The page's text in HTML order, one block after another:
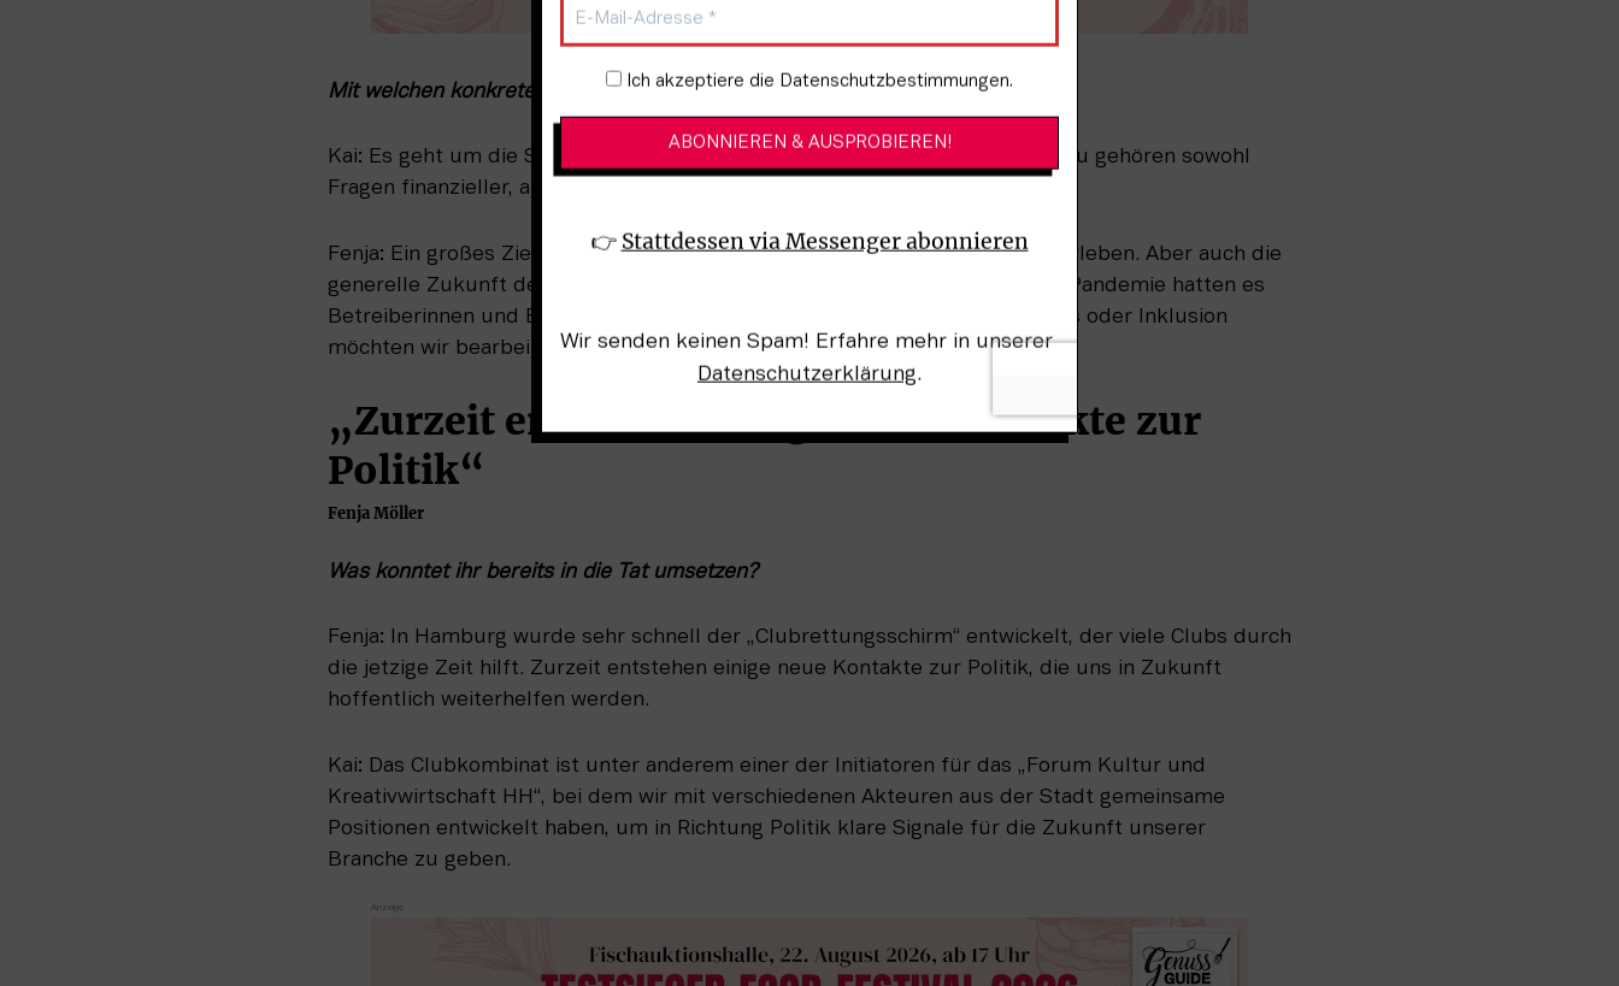
Mit welchen konkreten Zielen seid ihr angetreten?
Kai: Es geht um die Sicherung der Zukunft der Live-Kultur in Hamburg. Dazu gehören sowohl
Fragen finanzieller, aber auch struktureller Natur.
Fenja: Ein großes Ziel ist natürlich, dass möglichst alle Clubs diese Zeit überleben. Aber auch die
generelle Zukunft der Clubkultur ist ein großes Thema, denn auch vor der Pandemie hatten es
Betreiberinnen und Betreiber nicht leicht. Aber auch Themen wie Awareness oder Inklusion
möchten wir bearbeiten und hoffentlich verbessern.
„Zurzeit entstehen einige neue Kontakte zur
Politik“
Fenja Möller
Was konntet ihr bereits in die Tat umsetzen?
Fenja: In Hamburg wurde sehr schnell der „Clubrettungsschirm“ entwickelt, der viele Clubs durch
die jetzige Zeit hilft. Zurzeit entstehen einige neue Kontakte zur Politik, die uns in Zukunft
hoffentlich weiterhelfen werden.
Kai: Das Clubkombinat ist unter anderem einer der Initiatoren für das „Forum Kultur und
Kreativwirtschaft HH“, bei dem wir mit verschiedenen Akteuren aus der Stadt gemeinsame
Positionen entwickelt haben, um in Richtung Politik klare Signale für die Zukunft unserer
Branche zu geben.
Newsletter-Anmeldung
Ich akzeptiere die Datenschutzbestimmungen.
👉 Stattdessen via Messenger abonnieren
Wir senden keinen Spam! Erfahre mehr in unserer
Datenschutzerklärung.